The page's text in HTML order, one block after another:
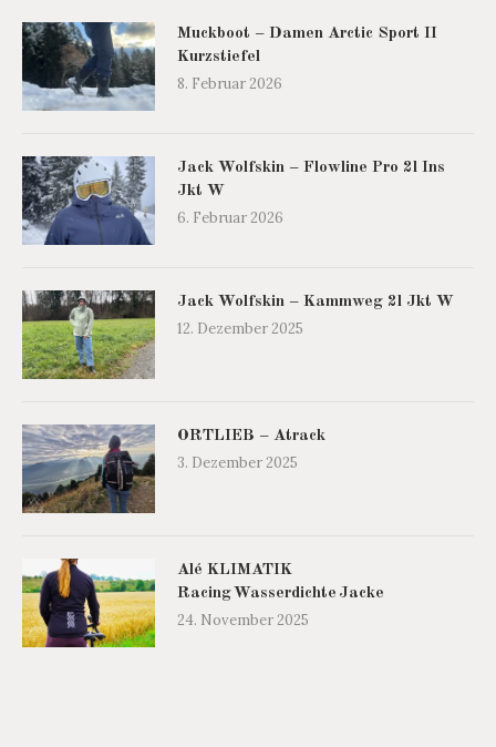
Muckboot – Damen Arctic Sport II
Kurzstiefel
8. Februar 2026
Jack Wolfskin – Flowline Pro 2l Ins
Jkt W
6. Februar 2026
Jack Wolfskin – Kammweg 2l Jkt W
12. Dezember 2025
ORTLIEB – Atrack
3. Dezember 2025
Alé KLIMATIK
Racing Wasserdichte Jacke
24. November 2025